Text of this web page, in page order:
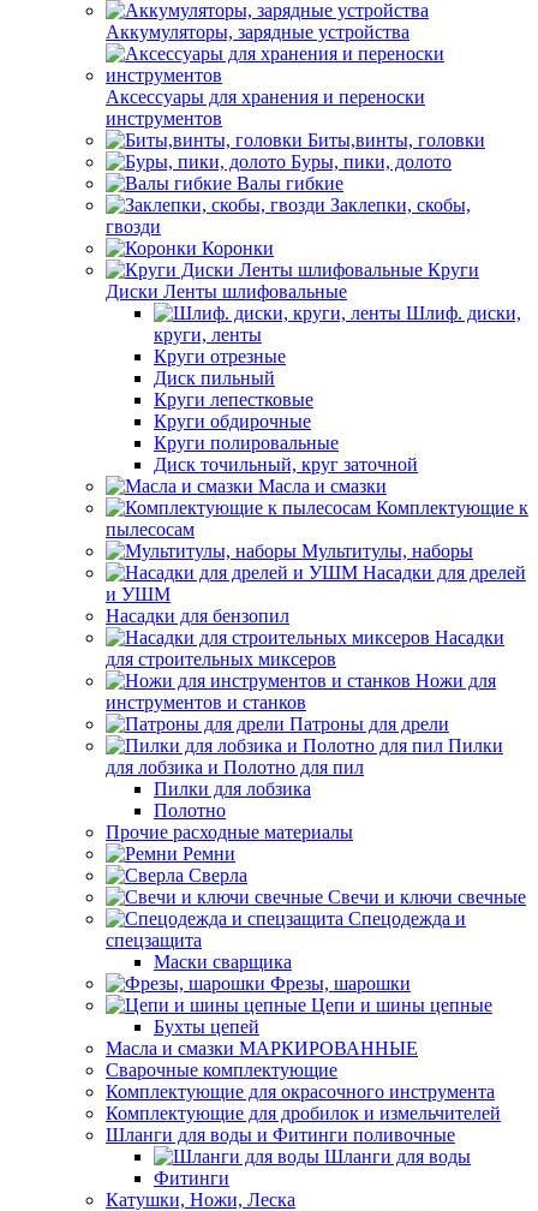
Аккумуляторы, зарядные устройства
Аксессуары для хранения и переноски
инструментов
Биты,винты, головки
Буры, пики, долото
Валы гибкие
Заклепки, скобы,
гвозди
Коронки
Круги
Диски Ленты шлифовальные
Шлиф. диски,
круги, ленты
Круги отрезные
Диск пильный
Круги лепестковые
Круги обдирочные
Круги полировальные
Диск точильный, круг заточной
Масла и смазки
Комплектующие к
пылесосам
Мультитулы, наборы
Насадки для дрелей
и УШМ
Насадки для бензопил
Насадки
для строительных миксеров
Ножи для
инструментов и станков
Патроны для дрели
Пилки
для лобзика и Полотно для пил
Пилки для лобзика
Полотно
Прочие расходные материалы
Ремни
Сверла
Свечи и ключи свечные
Спецодежда и
спецзащита
Маски сварщика
Фрезы, шарошки
Цепи и шины цепные
Бухты цепей
Масла и смазки МАРКИРОВАННЫЕ
Сварочные комплектующие
Комплектующие для окрасочного инструмента
Комплектующие для дробилок и измельчителей
Шланги для воды и Фитинги поливочные
Шланги для воды
Фитинги
Катушки, Ножи, Леска